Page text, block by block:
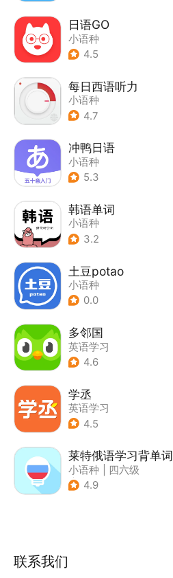
日语GO
小语种
4.5
每日西语听力
小语种
4.7
冲鸭日语
小语种
5.3
韩语单词
小语种
3.2
土豆potao
小语种
0.0
多邻国
英语学习
4.6
学丞
英语学习
4.5
莱特俄语学习背单词
小语种
四六级
| 英语学习
4.9
联系我们